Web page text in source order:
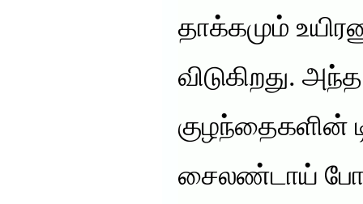
தாக்கமும்
விடுகிறது. அந்த
குழந்தைகளின்
சைலண்டாய்